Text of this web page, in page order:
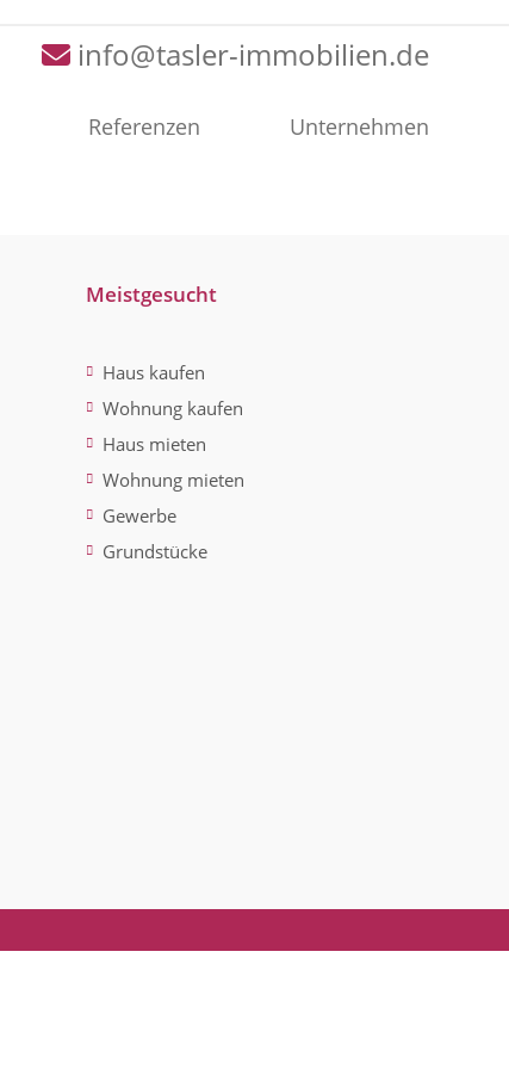
info@tasler-immobilien.de
Referenzen Unternehmen
Meistgesucht
Haus kaufen
Wohnung kaufen
Haus mieten
Wohnung mieten
Gewerbe
Grundstücke